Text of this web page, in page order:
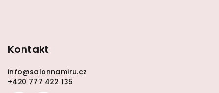
Kontakt
info@salonnamiru.cz
+420 777 422 135